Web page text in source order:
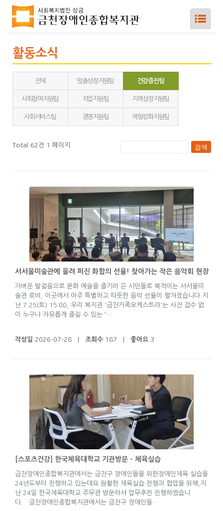
하위메뉴
하위메뉴
활동소식
전체 맞춤성장지원팀 건강증진팀
사회참여지원팀 직업지원팀 지역성장지원팀
사회서비스팀 경영지원팀 역량강화지원팀
Total 62건 1 페이지
서서울미술관에 울려 퍼진 화합의 선율! 찾아가는 작은 음악회 현장
가벼운 발걸음으로 문화 예술을 즐기러 온 시민들로 북적이는 서서울미
술관 로비, 이곳에서 아주 특별하고 따뜻한 음악 선율이 펼쳐졌습니다.지
난 7.25(토) 15:00, 우리 복지관 '금천가족오케스트라'는 사전 접수 없
이 누구나 자유롭게 즐길 수 있는 ‘…
작성일 2026-07-28 | 조회수187 | 좋아요3
[스포츠건강] 한국체육대학교 기관방문 - 체육실습
금천장애인종합복지관에서는 금천구 장애인들을 위한장애인체육 실습을
24년도부터 진행하고 있는데요.원활한 체육실습 진행과 협업을 위해,지
난 24일 한국체육대학교 주무관 방문하셔 업무추진 진행하였습니
다. 금천장애인종합복지관에서는 금천구 장애인들…